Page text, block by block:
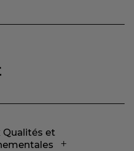
Qualités et